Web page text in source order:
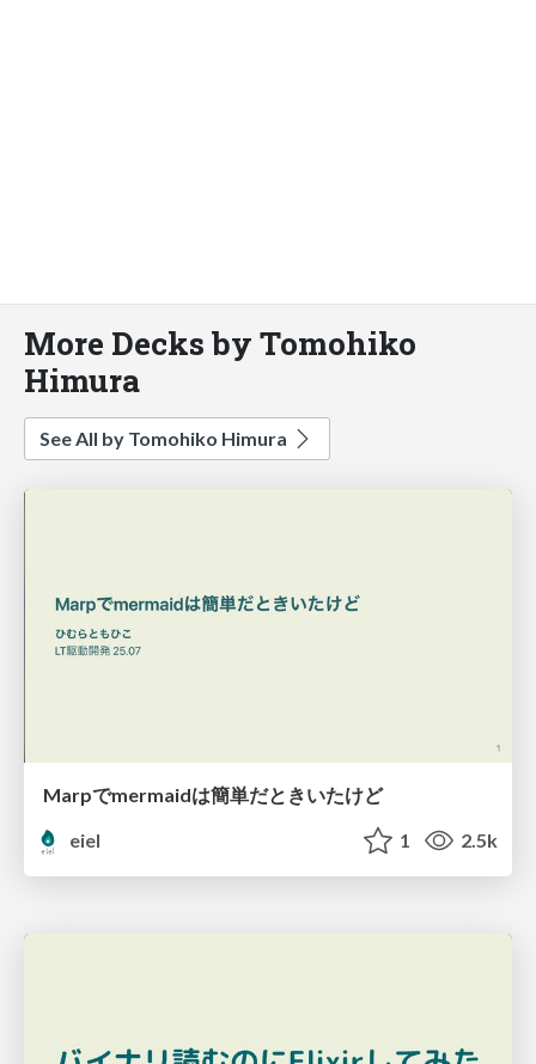
More Decks by Tomohiko
Himura
See All by Tomohiko Himura
Marpでmermaidは簡単だときいたけど
eiel
1 2.5k